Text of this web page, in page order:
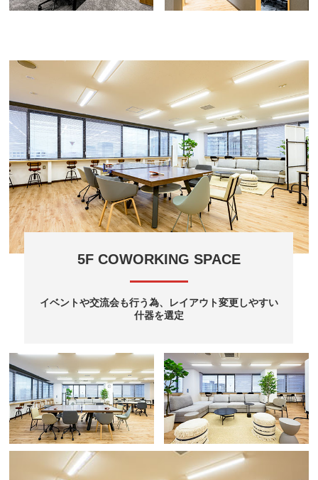
5F COWORKING SPACE
イベントや交流会も行う為、レイアウト変更しやすい
什器を選定